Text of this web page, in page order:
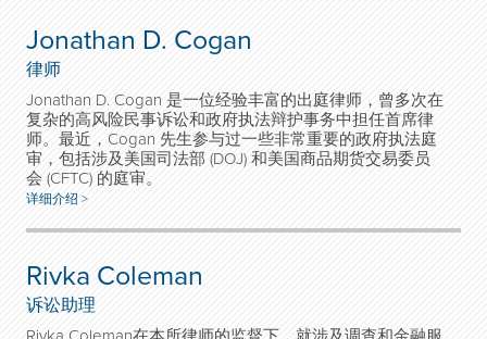
Jonathan D. Cogan
律师
Jonathan D. Cogan 是一位经验丰富的出庭律师，曾多次在
复杂的高风险民事诉讼和政府执法辩护事务中担任首席律
师。最近，Cogan 先生参与过一些非常重要的政府执法庭
审，包括涉及美国司法部 (DOJ) 和美国商品期货交易委员
会 (CFTC) 的庭审。
详细介绍 >
Rivka Coleman
诉讼助理